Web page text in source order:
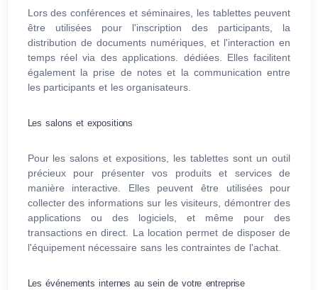
Lors des conférences et séminaires, les tablettes peuvent
être utilisées pour l'inscription des participants, la
distribution de documents numériques, et l'interaction en
temps réel via des applications. dédiées. Elles facilitent
également la prise de notes et la communication entre
les participants et les organisateurs.
Les salons et expositions
Pour les salons et expositions, les tablettes sont un outil
précieux pour présenter vos produits et services de
manière interactive. Elles peuvent être utilisées pour
collecter des informations sur les visiteurs, démontrer des
applications ou des logiciels, et même pour des
transactions en direct. La location permet de disposer de
l'équipement nécessaire sans les contraintes de l'achat.
Les événements internes au sein de votre entreprise